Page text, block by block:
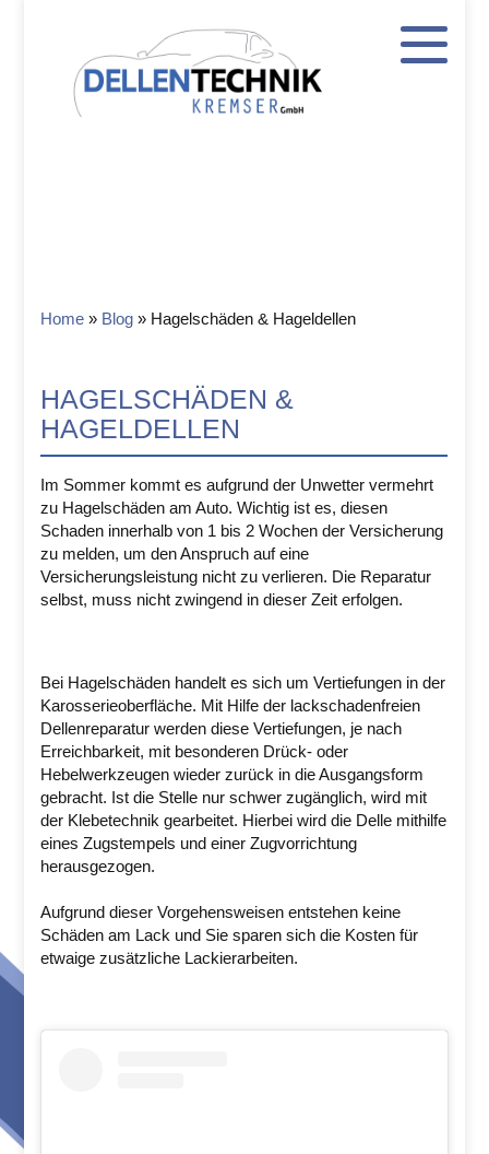
Home » Blog » Hagelschäden & Hageldellen
HAGELSCHÄDEN &
HAGELDELLEN
Im Sommer kommt es aufgrund der Unwetter vermehrt
zu Hagelschäden am Auto. Wichtig ist es, diesen
Schaden innerhalb von 1 bis 2 Wochen der Versicherung
zu melden, um den Anspruch auf eine
Versicherungsleistung nicht zu verlieren. Die Reparatur
selbst, muss nicht zwingend in dieser Zeit erfolgen.
Bei Hagelschäden handelt es sich um Vertiefungen in der
Karosserieoberfläche. Mit Hilfe der lackschadenfreien
Dellenreparatur werden diese Vertiefungen, je nach
Erreichbarkeit, mit besonderen Drück- oder
Hebelwerkzeugen wieder zurück in die Ausgangsform
gebracht. Ist die Stelle nur schwer zugänglich, wird mit
der Klebetechnik gearbeitet. Hierbei wird die Delle mithilfe
eines Zugstempels und einer Zugvorrichtung
herausgezogen.
Aufgrund dieser Vorgehensweisen entstehen keine
Schäden am Lack und Sie sparen sich die Kosten für
etwaige zusätzliche Lackierarbeiten.